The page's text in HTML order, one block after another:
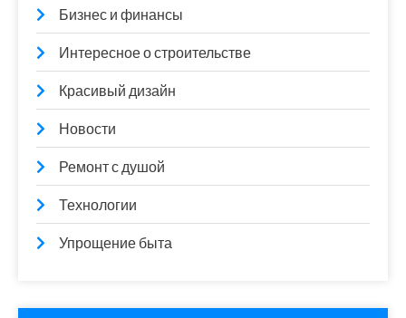
Бизнес и финансы
Интересное о строительстве
Красивый дизайн
Новости
Ремонт с душой
Технологии
Упрощение быта